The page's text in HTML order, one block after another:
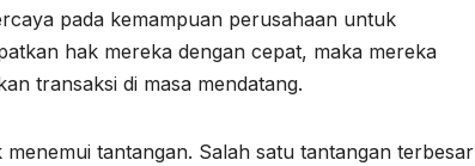
pada kemampuan perusahaan untuk
hak mereka dengan cepat, maka mereka
transaksi di masa mendatang.
tantangan. Salah satu tantangan terbesar